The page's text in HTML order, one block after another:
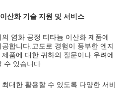
산화 기술 지원 및 서비스
염화 공정 티타늄 이산화 제품에
합니다.고도로 경험이 풍부한 엔지
품에 대한 귀하의 질문이나 우려에
수 있습니다.
대한 활용할 수 있도록 다양한 서비